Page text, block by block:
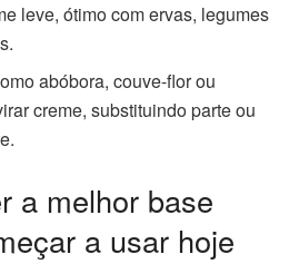
leve, ótimo com ervas, legumes
abóbora, couve-flor ou
creme, substituindo parte ou
a melhor base
a usar hoje